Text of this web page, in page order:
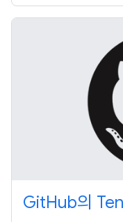
GitHub의